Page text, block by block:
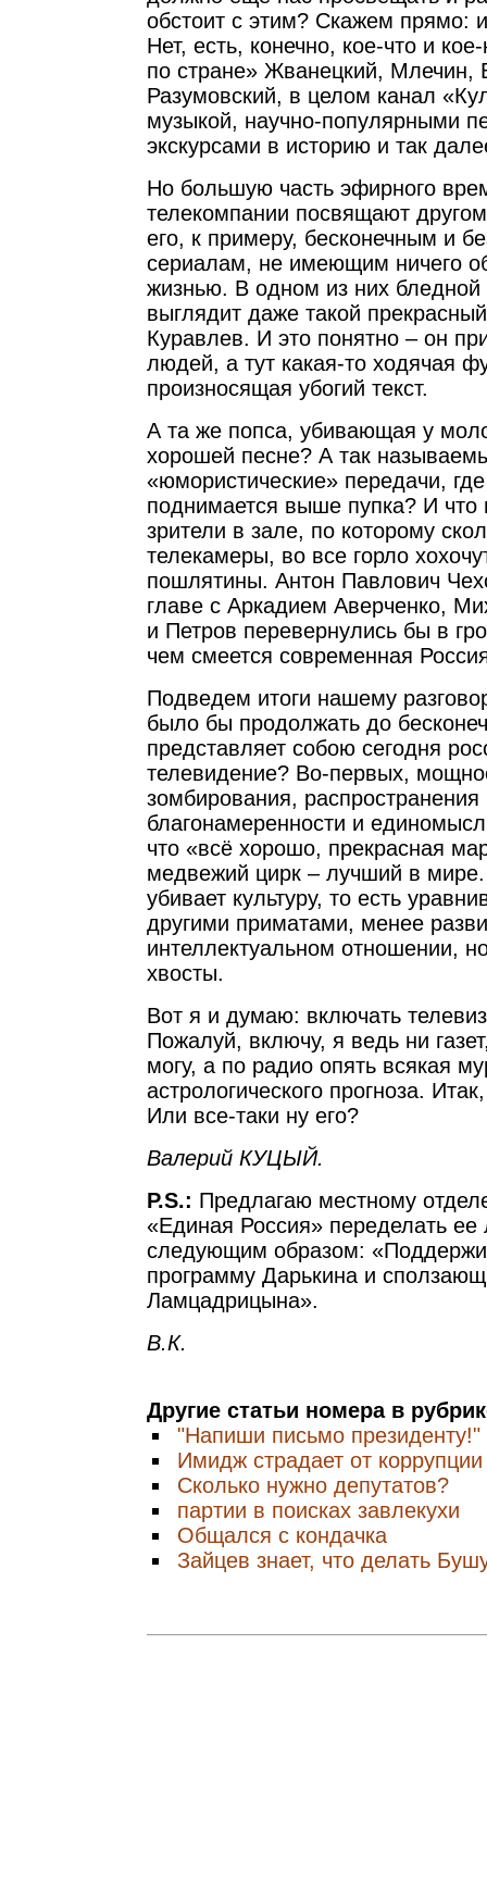
обстоит с этим? Скажем прямо:
Нет, есть, конечно, кое-что и
по стране» Жванецкий, Млечин,
Разумовский, в целом канал
музыкой, научно-популярными
экскурсами в историю и так
Но большую часть эфирного
телекомпании посвящают
его, к примеру, бесконечным и
сериалам, не имеющим ничего
жизнью. В одном из них бледной
выглядит даже такой
Куравлев. И это понятно – он
людей, а тут какая-то ходячая
произносящая убогий текст.
А та же попса, убивающая у
хорошей песне? А так
«юмористические» передачи,
поднимается выше пупка? И что
зрители в зале, по которому
телекамеры, во все горло
пошлятины. Антон Павлович
главе с Аркадием Аверченко,
и Петров перевернулись бы в
чем смеется современная
Подведем итоги нашему
было бы продолжать до
представляет собою сегодня
телевидение? Во-первых,
зомбирования,
благонамеренности и
что «всё хорошо, прекрасная
медвежий цирк – лучший в
убивает культуру, то есть
другими приматами, менее
интеллектуальном отношении,
хвосты.
Вот я и думаю: включать
Пожалуй, включу, я ведь ни
могу, а по радио опять всякая
астрологического прогноза.
Или все-таки ну его?
Валерий КУЦЫЙ.
Р.S.: Предлагаю местному
«Единая Россия» переделать
следующим образом:
программу Дарькина и
Ламцадрицына».
В.К.
Другие статьи номера в
"Напиши письмо президенту!"
Имидж страдает от коррупции
Сколько нужно депутатов?
партии в поисках завлекухи
Общался с кондачка
Зайцев знает, что делать